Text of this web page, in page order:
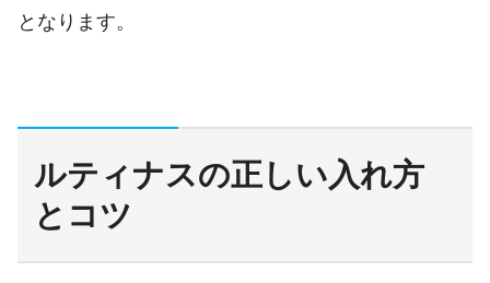
となります。
ルティナスの正しい入れ方
とコツ